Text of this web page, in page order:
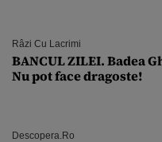
Râzi Cu Lacrimi
BANCUL ZILEI. Badea
Nu pot face dragoste!
Descopera.ro